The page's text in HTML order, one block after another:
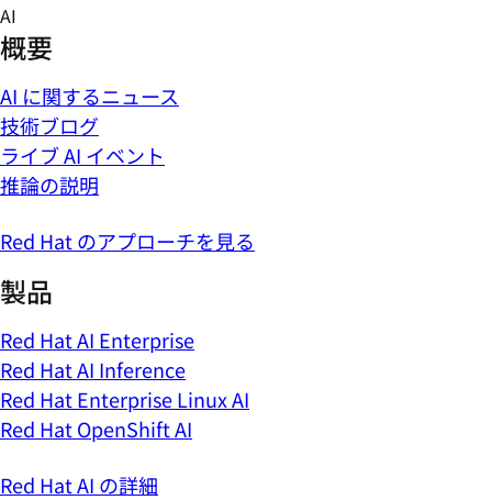
Skip
to
content
AI
概要
AI に関するニュース
技術ブログ
ライブ AI イベント
推論の説明
Red Hat のアプローチを見る
製品
Red Hat AI Enterprise
Red Hat AI Inference
Red Hat Enterprise Linux AI
Red Hat OpenShift AI
Red Hat AI の詳細